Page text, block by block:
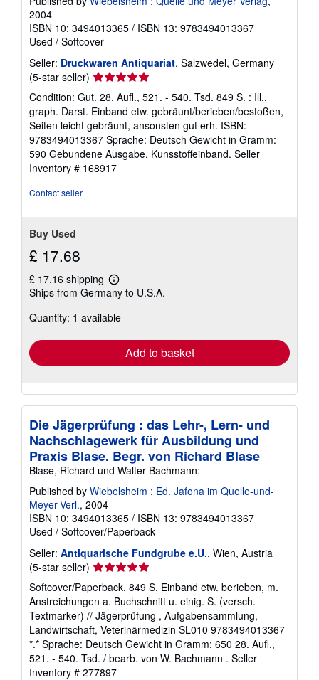
2004
ISBN 10: 3494013365 / ISBN 13: 9783494013367
Used / Softcover
Seller: Druckwaren Antiquariat, Salzwedel, Germany
(5-star seller) Seller
5
out
of
5
stars
Condition: Gut. 28. Aufl., 521. - 540. Tsd. 849 S. : Ill.,
graph. Darst. Einband etw. gebräunt/berieben/bestoßen,
Seiten leicht gebräunt, ansonsten gut erh. ISBN:
9783494013367 Sprache: Deutsch Gewicht in Gramm:
590 Gebundene Ausgabe, Kunsstoffeinband. Seller
Inventory # 168917
Contact seller
Buy Used
£ 17.68
£ 17.16 shipping
Learn
more
shipping
Ships from Germany to U.S.A.
Quantity: 1 available
Add to basket
Die Jägerprüfung : das Lehr-, Lern- und
Nachschlagewerk für Ausbildung und
Praxis Blase. Begr. von Richard Blase
Blase, Richard und Walter Bachmann:
Published by Wiebelsheim : Ed. Jafona im Quelle-und-
Meyer-Verl., 2004
ISBN 10: 3494013365 / ISBN 13: 9783494013367
Used / Softcover/Paperback
Seller: Antiquarische Fundgrube e.U., Wien, Austria
(5-star seller) Seller
rating
5
out
of
5
stars
Softcover/Paperback. 849 S. Einband etw. berieben, m.
Anstreichungen a. Buchschnitt u. einig. S. (versch.
Textmarker) // Jägerprüfung , Aufgabensammlung,
Landwirtschaft, Veterinärmedizin SL010 9783494013367
*.* Sprache: Deutsch Gewicht in Gramm: 650 28. Aufl.,
521. - 540. Tsd. / bearb. von W. Bachmann . Seller
Inventory # 277897